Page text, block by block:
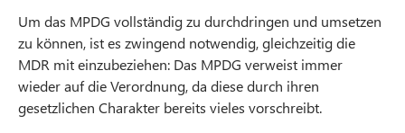
Um das MPDG vollständig zu durchdringen und umsetzen
zu können, ist es zwingend notwendig, gleichzeitig die
MDR mit einzubeziehen: Das MPDG verweist immer
wieder auf die Verordnung, da diese durch ihren
gesetzlichen Charakter bereits vieles vorschreibt.